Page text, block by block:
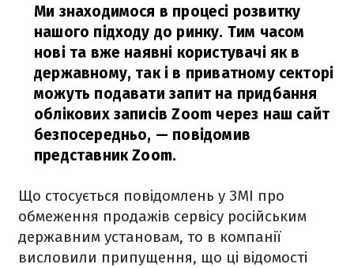
Ми знаходимося в процесі розвитку
нашого підходу до ринку. Тим часом
нові та вже наявні користувачі як в
державному, так і в приватному секторі
можуть подавати запит на придбання
облікових записів Zoom через наш сайт
безпосередньо, — повідомив
представник Zoom.
Що стосується повідомлень у ЗМІ про
обмеження продажів сервісу російським
державним установам, то в компанії
висловили припущення, що ці відомості